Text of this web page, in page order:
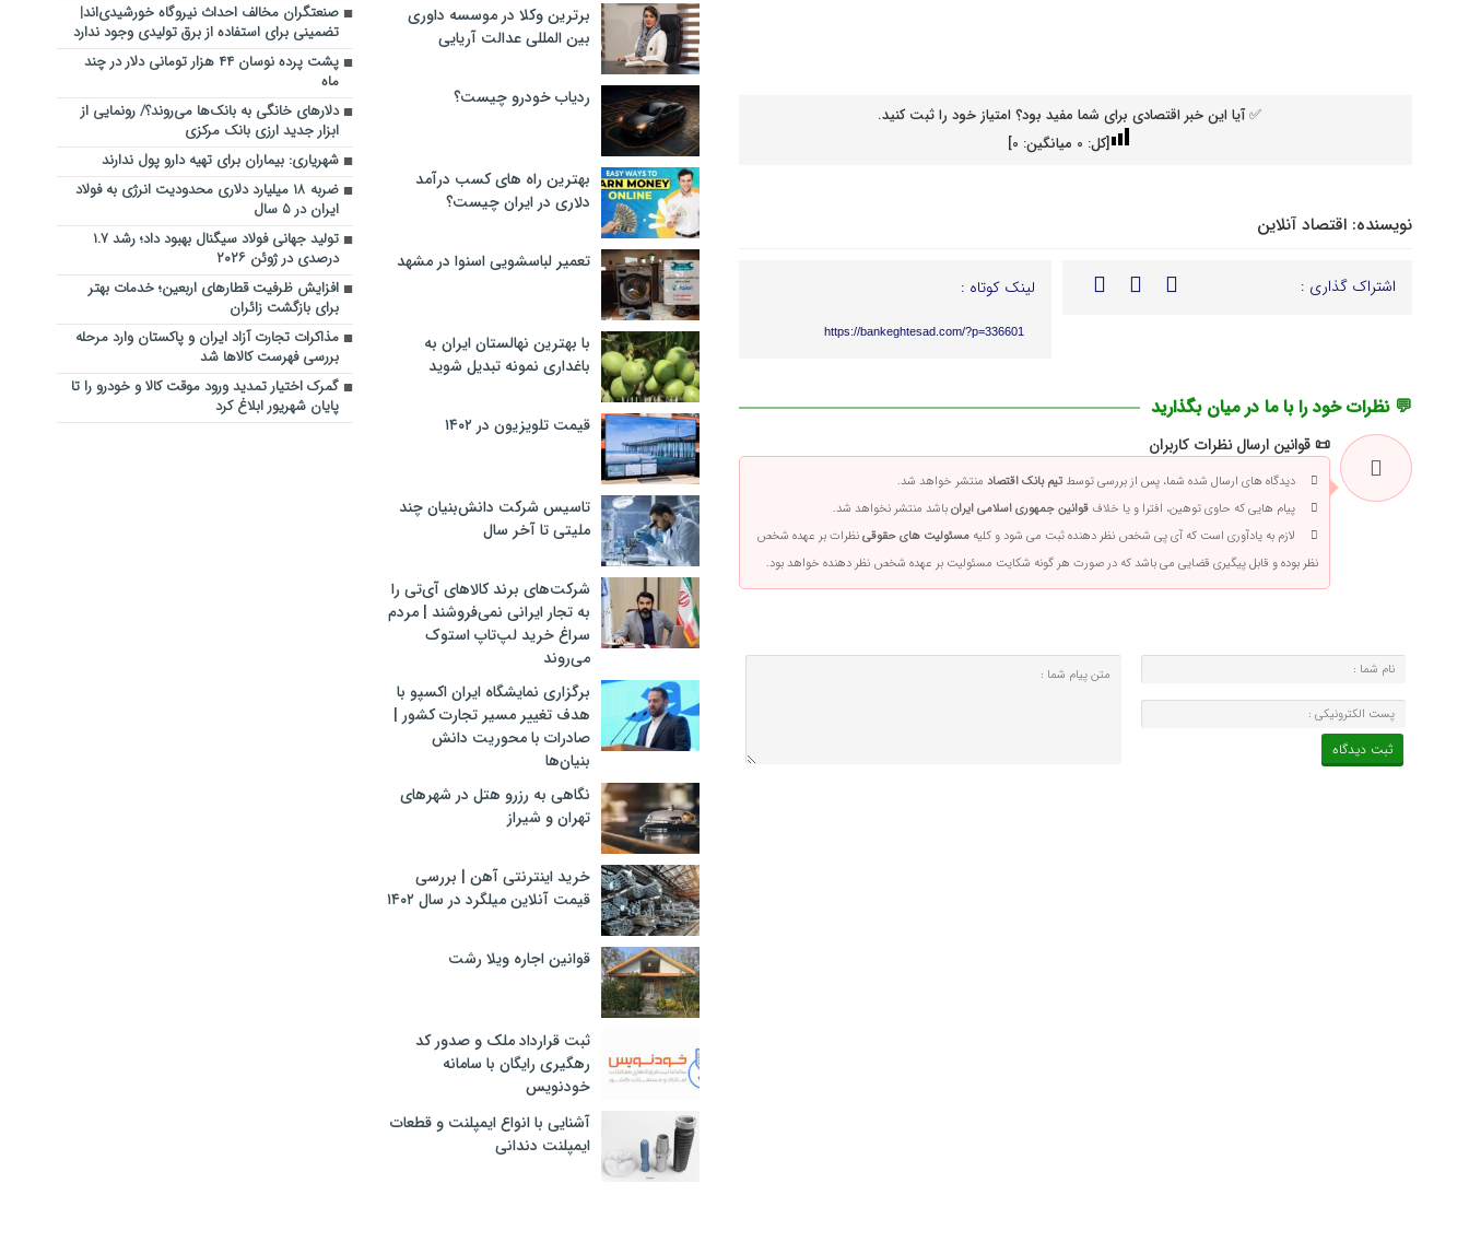
✅ آیا این خبر اقتصادی برای شما مفید بود؟ امتیاز خود را ثبت کنید.
[کل: 0 میانگین: 0
]
نویسنده: اقتصاد آنلاین
اشتراک گذاری : لینک کوتاه :
https://bankeghtesad.com/?p=336601
💬 نظرات خود را با ما در میان بگذارید
📜 قوانین ارسال نظرات کاربران
دیدگاه های ارسال شده شما، پس از بررسی توسط تیم بانک اقتصاد منتشر خواهد شد.
پیام هایی که حاوی توهین، افترا و یا خلاف قوانین جمهوری اسلامی ایرانباشد منتشر نخواهد شد.
لازم به یادآوری است که آی پی شخص نظر دهنده ثبت می شود و کلیه مسئولیت های حقوقینظرات بر عهده شخص
نظر بوده و قابل پیگیری قضایی می باشد که در صورت هر گونه شکایت مسئولیت بر عهده شخص نظر دهنده خواهد بود.
برترین وکلا در موسسه داوری
بین المللی عدالت آریایی
ردیاب خودرو چیست؟
بهترین راه های کسب درآمد
دلاری در ایران چیست؟
تعمیر لباسشویی اسنوا در مشهد
با بهترین نهالستان ایران به
باغداری نمونه تبدیل شوید
قیمت تلویزیون در ۱۴۰۲
تاسیس شرکت دانش‌بنیان چند
ملیتی تا آخر سال
شرکت‌های برند کالاهای آی‌تی را
به تجار ایرانی نمی‌فروشند | مردم
سراغ خرید لپ‌تاپ استوک
می‌روند
برگزاری نمایشگاه ایران اکسپو با
هدف تغییر مسیر تجارت کشور |
صادرات با محوریت دانش
بنیان‌ها
نگاهی به رزرو هتل در شهرهای
تهران و شیراز
خرید اینترنتی آهن | بررسی
قیمت آنلاین میلگرد در سال ۱۴۰۲
قوانین اجاره ویلا رشت
ثبت قرارداد ملک و صدور کد
رهگیری رایگان با سامانه
خودنویس
آشنایی با انواع ایمپلنت و قطعات
ایمپلنت دندانی
صنعتگران مخالف احداث نیروگاه خورشیدی‌اند|
تضمینی برای استفاده از برق تولیدی وجود ندارد
پشت پرده نوسان ۴۴ هزار تومانی دلار در چند
ماه
دلارهای خانگی به بانک‌ها می‌روند؟/ رونمایی از
ابزار جدید ارزی بانک مرکزی
شهریاری: بیماران برای تهیه دارو پول ندارند
ضربه ۱۸ میلیارد دلاری محدودیت انرژی به فولاد
ایران در ۵ سال
تولید جهانی فولاد سیگنال بهبود داد؛ رشد ۱.۷
درصدی در ژوئن ۲۰۲۶
افزایش ظرفیت قطارهای اربعین؛ خدمات بهتر
برای بازگشت زائران
مذاکرات تجارت آزاد ایران و پاکستان وارد مرحله
بررسی فهرست کالاها شد
گمرک اختیار تمدید ورود موقت کالا و خودرو را تا
پایان شهریور ابلاغ کرد